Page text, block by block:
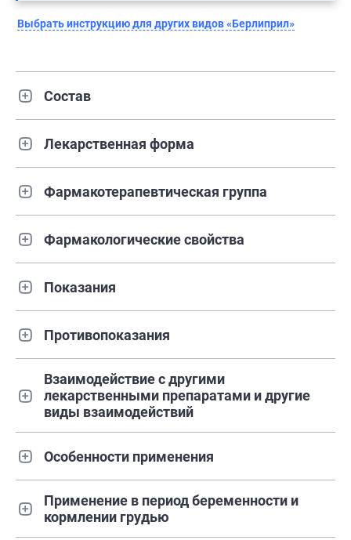
Выбрать инструкцию для других видов «Берлиприл»
Состав
Лекарственная форма
Фармакотерапевтическая группа
Фармакологические свойства
Показания
Противопоказания
Взаимодействие с другими
лекарственными препаратами и другие
виды взаимодействий
Особенности применения
Применение в период беременности и
кормлении грудью